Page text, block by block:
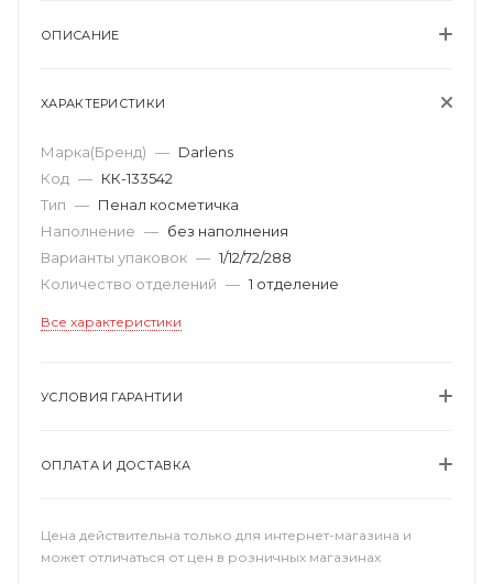
ОПИСАНИЕ
ХАРАКТЕРИСТИКИ
Марка(Бренд) — Darlens
Код — КК-133542
Тип — Пенал косметичка
Наполнение — без наполнения
Варианты упаковок — 1/12/72/288
Количество отделений — 1 отделение
Все характеристики
УСЛОВИЯ ГАРАНТИИ
ОПЛАТА И ДОСТАВКА
Цена действительна только для интернет-магазина и
может отличаться от цен в розничных магазинах